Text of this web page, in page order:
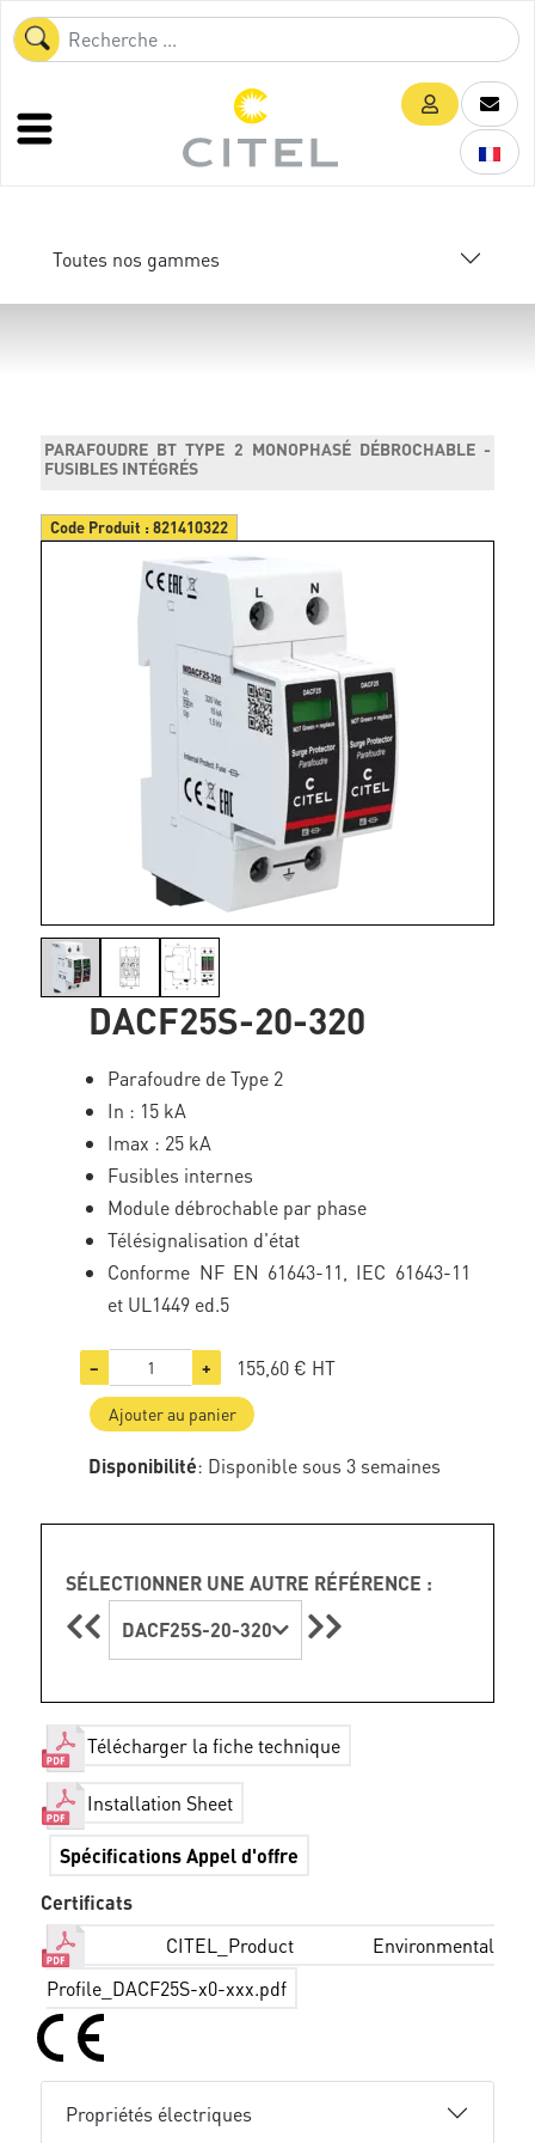
Toutes nos gammes
PARAFOUDRE BT TYPE 2 MONOPHASÉ DÉBROCHABLE -
FUSIBLES INTÉGRÉS
Code Produit :821410322
DACF25S-20-320
Parafoudre de Type 2
In : 15 kA
Imax : 25 kA
Fusibles internes
Module débrochable par phase
Télésignalisation d'état
Conforme NF EN 61643-11, IEC 61643-11
et UL1449 ed.5
− + 155,60 € HT
Ajouter au panier
Disponibilité: Disponible sous 3 semaines
SÉLECTIONNER UNE AUTRE RÉFÉRENCE :
DACF25S-20-320
Télécharger la fiche technique
Installation Sheet
Spécifications Appel d'offre
Certificats
CITEL_Product Environmental
Profile_DACF25S-x0-xxx.pdf
Propriétés électriques